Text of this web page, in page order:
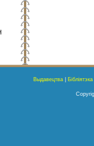
Выдавецтва| Бібліятэка